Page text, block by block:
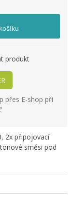
produkt
přes E-shop při
2x připojovací
směsi pod